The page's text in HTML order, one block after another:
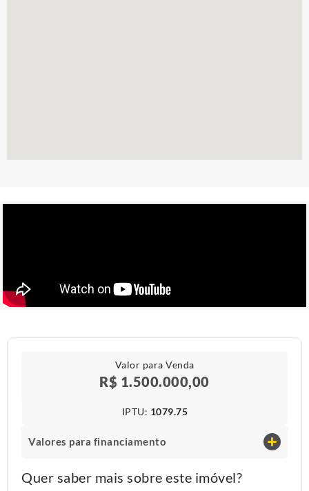
Valor para Venda
R$ 1.500.000,00
IPTU​: 1079.75
Valores para financiamento
Quer saber mais sobre este imóvel?